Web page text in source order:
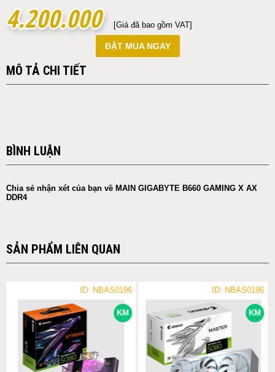
4.200.000
4.200.000 [Giá đã bao gồm VAT]
ĐẶT MUA NGAY
MÔ TẢ CHI TIẾT
BÌNH LUẬN
Chia sẻ nhận xét của bạn về MAIN GIGABYTE B660 GAMING X AX
DDR4
SẢN PHẨM LIÊN QUAN
KM
ID: NBAS0196
KM
ID: NBAS0196